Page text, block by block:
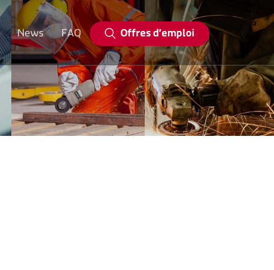
News FAQ Offres d’emploi